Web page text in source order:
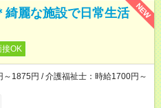
NEW
綺麗な施設で日常生活
接OK
1875円 / 介護福祉士：時給1700円～